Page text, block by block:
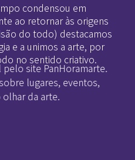
condensou em
ao retornar às origens
do todo) destacamos
e a unimos a arte, por
no sentido criativo.
site PanHoramarte.
lugares, eventos,
da arte.